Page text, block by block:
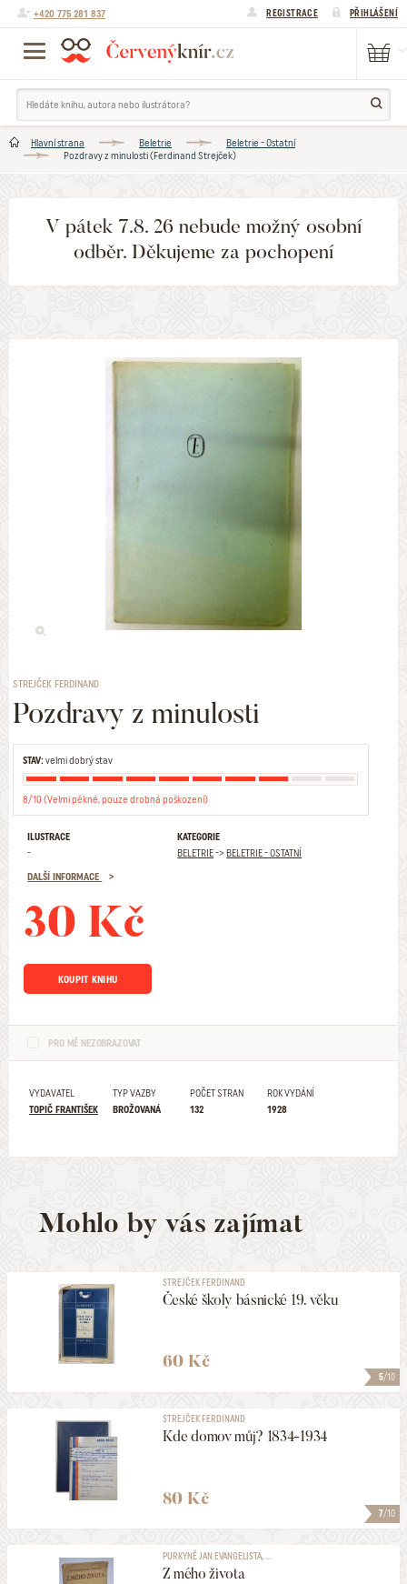
+420 775 281 837 REGISTRACE PŘIHLÁŠENÍ
Hlavní strana Beletrie
Beletrie - Ostatní
Pozdravy z minulosti (Ferdinand Strejček)
V pátek 7.8. 26 nebude možný osobní
odběr. Děkujeme za pochopení
STREJČEK FERDINAND
Pozdravy z minulosti
STAV:velmi dobrý stav
8/10 (Velmi pěkné, pouze drobná poškození)
ILUSTRACE
-
KATEGORIE
BELETRIE->BELETRIE - OSTATNÍ
DALŠÍ INFORMACE
30 Kč
KOUPIT KNIHU
PRO MĚ NEZOBRAZOVAT
VYDAVATEL
TOPIČ FRANTIŠEK
TYP VAZBY
BROŽOVANÁ
POČET STRAN
132
ROK VYDÁNÍ
1928
Mohlo by vás zajímat
5/10
STREJČEK FERDINAND
České školy básnické 19. věku
60 Kč
7/10
STREJČEK FERDINAND
Kde domov můj? 1834-1934
80 Kč
PURKYNĚ JAN EVANGELISTA, ...
Z mého života